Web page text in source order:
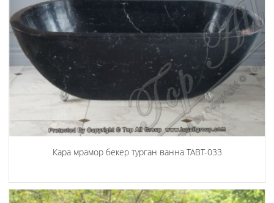
Кара мрамор бекер турган ванна TABT-033